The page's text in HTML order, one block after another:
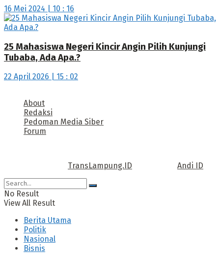
16 Mei 2024 | 10 : 16
25 Mahasiswa Negeri Kincir Angin Pilih Kunjungi
Tubaba, Ada Apa.?
22 April 2026 | 15 : 02
About
Redaksi
Pedoman Media Siber
Forum
TransLampung.ID Andi ID
No Result
View All Result
Berita Utama
Politik
Nasional
Bisnis